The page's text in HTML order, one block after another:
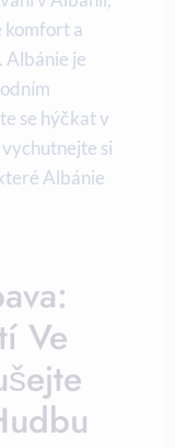
komfort a
Albánie je⁤
se ‍hýčkat ⁤v
⁤si⁤
Albánie
​ve